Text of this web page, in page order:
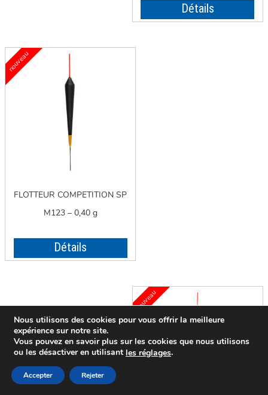
Détails
FLOTTEUR COMPETITION SP
M123 – 0,40 g
Détails
Nous utilisons des cookies pour vous offrir la meilleure
expérience sur notre site.
Vous pouvez en savoir plus sur les cookies que nous utilisons
ou les désactiver en utilisant les réglages.
Accepter Rejeter